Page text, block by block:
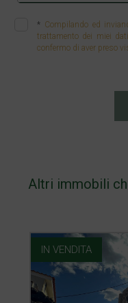
* Compilando ed
trattamento dei miei
confermo di aver preso
Altri immobili
IN VENDITA